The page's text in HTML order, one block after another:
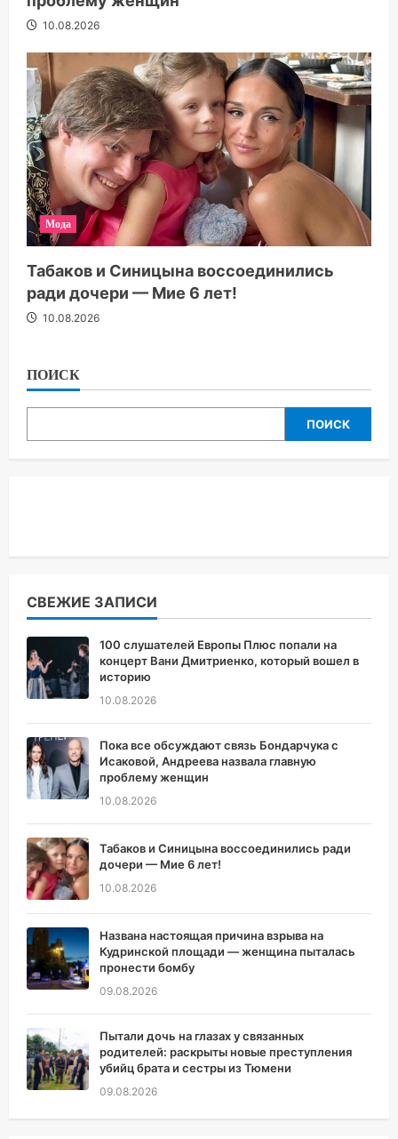
10.08.2026
Мода
Табаков и Синицына воссоединились
ради дочери — Мие 6 лет!
10.08.2026
ПОИСК
ПОИСК
СВЕЖИЕ ЗАПИСИ
100 слушателей Европы Плюс попали на
концерт Вани Дмитриенко, который вошел в
историю
10.08.2026
Пока все обсуждают связь Бондарчука с
Исаковой, Андреева назвала главную
проблему женщин
10.08.2026
Табаков и Синицына воссоединились ради
дочери — Мие 6 лет!
10.08.2026
Названа настоящая причина взрыва на
Кудринской площади — женщина пыталась
пронести бомбу
09.08.2026
Пытали дочь на глазах у связанных
родителей: раскрыты новые преступления
убийц брата и сестры из Тюмени
09.08.2026